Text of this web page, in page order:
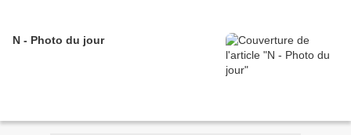
N - Photo du jour